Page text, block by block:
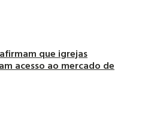
que igrejas
acesso ao mercado de